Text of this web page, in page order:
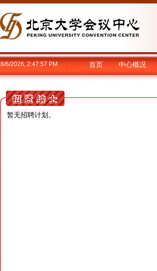
8/6/2026, 2:47:57 PM 首页 中心概况
暂无招聘计划。